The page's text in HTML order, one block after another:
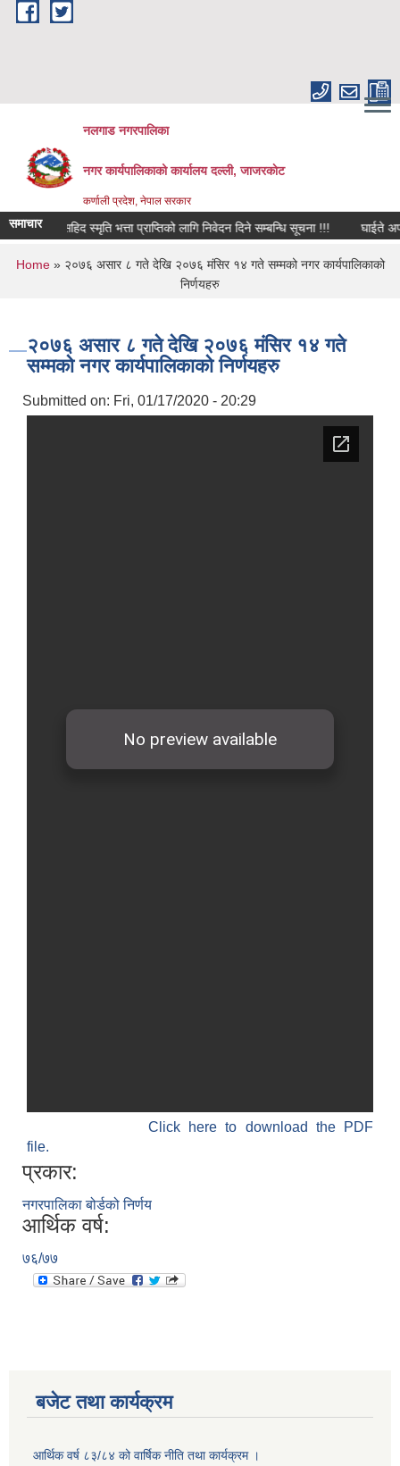
Skip to main content
नलगाड नगरपालिका
नगर कार्यपालिकाको कार्यालय दल्ली, जाजरकाेट
कर्णाली प्रदेश, नेपाल सरकार
समाचारसहिद स्मृति भत्ता प्राप्तिको लागि निवेदन दिने सम्बन्धि सूचना !!! घाईते
You are here
Home» २०७६ असार ८ गते देखि २०७६ मंसिर १४ गते सम्मको नगर कार्यपालिकाको
निर्णयहरु
२०७६ असार ८ गते देखि २०७६ मंसिर १४ गते
सम्मको नगर कार्यपालिकाको निर्णयहरु
Submitted on: Fri, 01/17/2020 - 20:29
Click here to download the PDF
file.
प्रकार:
नगरपालिका बोर्डको निर्णय
आर्थिक वर्ष:
७६/७७
बजेट तथा कार्यक्रम
आर्थिक वर्ष ८३/८४ को वार्षिक नीति तथा कार्यक्रम ।